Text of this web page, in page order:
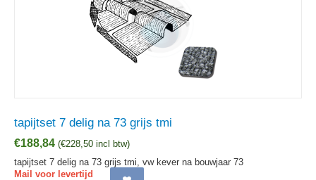
tapijtset 7 delig na 73 grijs tmi
€188,84 (€228,50 incl btw)
tapijtset 7 delig na 73 grijs tmi, vw kever na bouwjaar 73
Mail voor levertijd